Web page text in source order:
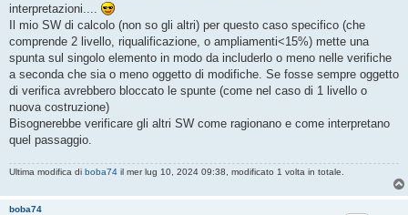
interpretazioni....
Il mio SW di calcolo (non so gli altri) per questo caso specifico (che
comprende 2 livello, riqualificazione, o ampliamenti<15%) mette una
spunta sul singolo elemento in modo da includerlo o meno nelle verifiche
a seconda che sia o meno oggetto di modifiche. Se fosse sempre oggetto
di verifica avrebbero bloccato le spunte (come nel caso di 1 livello o
nuova costruzione)
Bisognerebbe verificare gli altri SW come ragionano e come interpretano
quel passaggio.
Ultima modifica di boba74 il mer lug 10, 2024 09:38, modificato 1 volta in totale.
boba74